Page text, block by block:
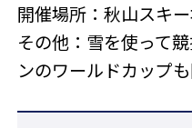
開催場所：秋山スキ
その他：雪を使って
ンのワールドカップ